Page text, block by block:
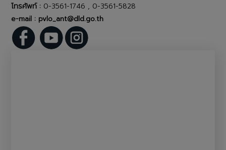
โทรศัพท์ : 0-3561-1746 , 0-3561-5828
e-mail : pvlo_ant@dld.go.th